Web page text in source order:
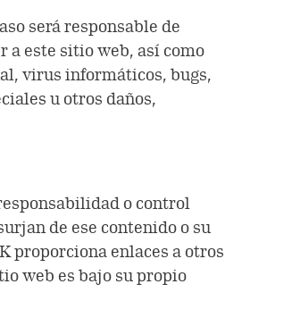
será responsable de
a este sitio web, así como
virus informáticos, bugs,
u otros daños,
o control
de ese contenido o su
proporciona enlaces a otros
web es bajo su propio